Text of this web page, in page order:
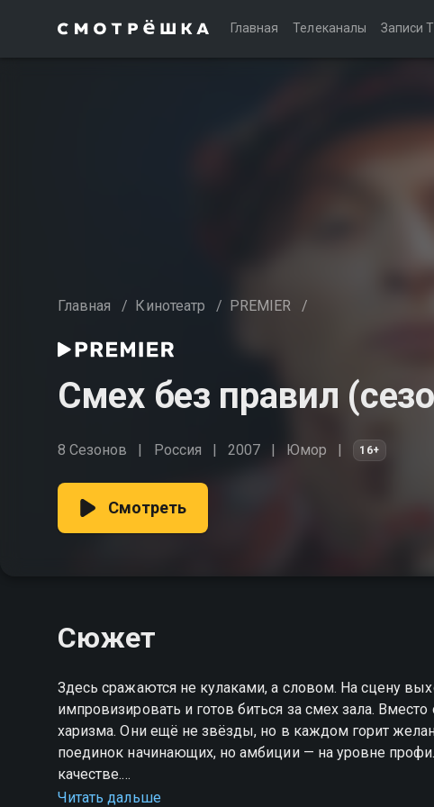
Главная Телеканалы Записи
Главная / Кинотеатр / PREMIER /
Смех без правил
8 Сезонов Россия 2007 Юмор 16+
Смотреть
Сюжет
Здесь сражаются не кулаками, а словом. На сцену
импровизировать и готов биться за смех зала.
харизма. Они ещё не звёзды, но в каждом горит
поединок начинающих, но амбиции — на уровне
качестве.
Читать дальше